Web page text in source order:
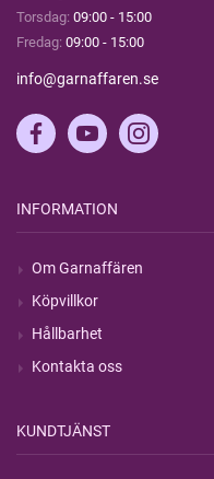
Torsdag: 09:00 - 15:00
Fredag: 09:00 - 15:00
info@garnaffaren.se
INFORMATION
Om Garnaffären
Köpvillkor
Hållbarhet
Kontakta oss
KUNDTJÄNST